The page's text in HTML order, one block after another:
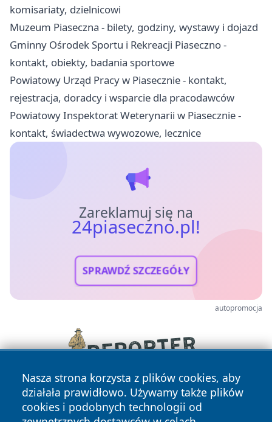
komisariaty, dzielnicowi
Muzeum Piaseczna - bilety, godziny, wystawy i dojazd
Gminny Ośrodek Sportu i Rekreacji Piaseczno -
kontakt, obiekty, badania sportowe
Powiatowy Urząd Pracy w Piasecznie - kontakt,
rejestracja, doradcy i wsparcie dla pracodawców
Powiatowy Inspektorat Weterynarii w Piasecznie -
kontakt, świadectwa wywozowe, lecznice
Zareklamuj się na
24piaseczno.pl!
SPRAWDŹ SZCZEGÓŁY
autopromocja
Nasza strona korzysta z plików cookies, aby
działała prawidłowo. Używamy także plików
cookies i podobnych technologii od